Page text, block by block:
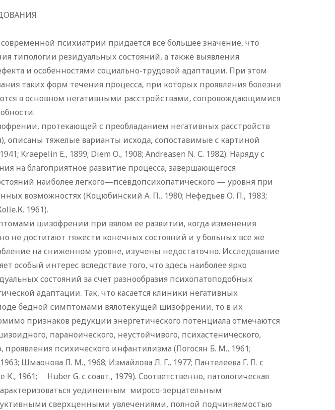
психиатрии придается все большее значение, что
типологии резидуальных состояний, а также выявления
и особенностями социально-трудовой адаптации. При этом
таких форм течения процесса, при которых проявления болезни
в основном негативными расстройствами, сопровождающимися
протекающей с преобладанием негативных расстройств
тяжелые варианты исхода, сопоставимые с картиной
Kraepelin Е., 1899; Diem О., 1908; Andreasen N. С. 1982). Наряду с
на благоприятное развитие процесса, завершающегося
наиболее легкого—псевдопсихопатического — уровня при
возможностях (Коцюбинский А. П., 1980; Нефедьев О. П., 1983;
1961).
шизофрении при вялом ее развитии, когда изменения
не достигают тяжести конечных состояний и у больных все же
на сниженном уровне, изучены недостаточно. Исследование
особый интерес вследствие того, что здесь наиболее ярко
состояний за счет разнообразия психопатоподобных
адаптации. Так, что касается клиники негативных
бедной симптомами вялотекущей шизофрении, то в их
признаков редукции энергетического потенциала отмечаются
параноического, неустойчивого, психастенического,
проявления психического инфантилизма (Погосян Б. М., 1961;
Шмаонова Л. М., 1968; Измайлова Л. Г., 1977; Пантелеева Г. П. с
К., 1961; Huber G. с соавт., 1979). Соответственно, патологическая
уединенным миросо-зерцательным
сверхценными увлечениями, полной подчиняемостью